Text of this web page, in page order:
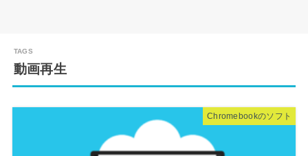
動画再生
Chromebookのソフト